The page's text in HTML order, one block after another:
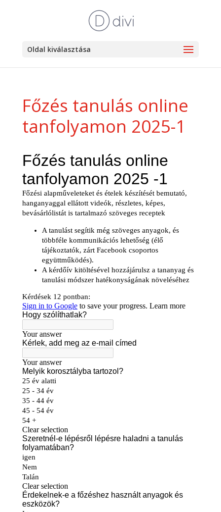
Oldal kiválasztása
Főzés tanulás online
tanfolyamon 2025-1